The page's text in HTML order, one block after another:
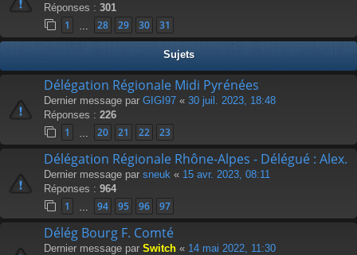
Réponses : 301
1 28 29 30 31
Sujets
Délégation Régionale Midi Pyrénées
Dernier message par GIGI97 « 30 juil. 2023, 18:48
Réponses : 226
1 20 21 22 23
Délégation Régionale Rhône-Alpes - Délégué : Alex.
Dernier message par sneuk « 15 avr. 2023, 08:11
Réponses : 964
1 94 95 96 97
Délég Bourg F. Comté
Dernier message par Switch « 14 mai 2022, 11:30